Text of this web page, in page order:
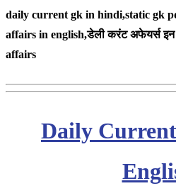
daily current gk in hindi,static gk
affairs in english,डेली करंट अफेयर्स इन
affairs
Daily